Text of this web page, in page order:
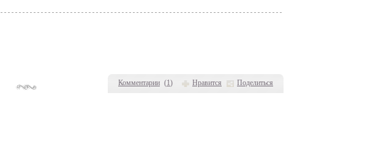
Комментарии (1) Нравится Поделиться